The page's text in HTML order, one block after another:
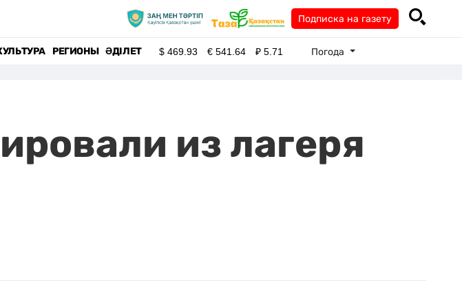
Подписка на газету
РЕГИОНЫ ӘДІЛЕТ $469.93 €541.64 ₽5.71 Погода
из лагеря